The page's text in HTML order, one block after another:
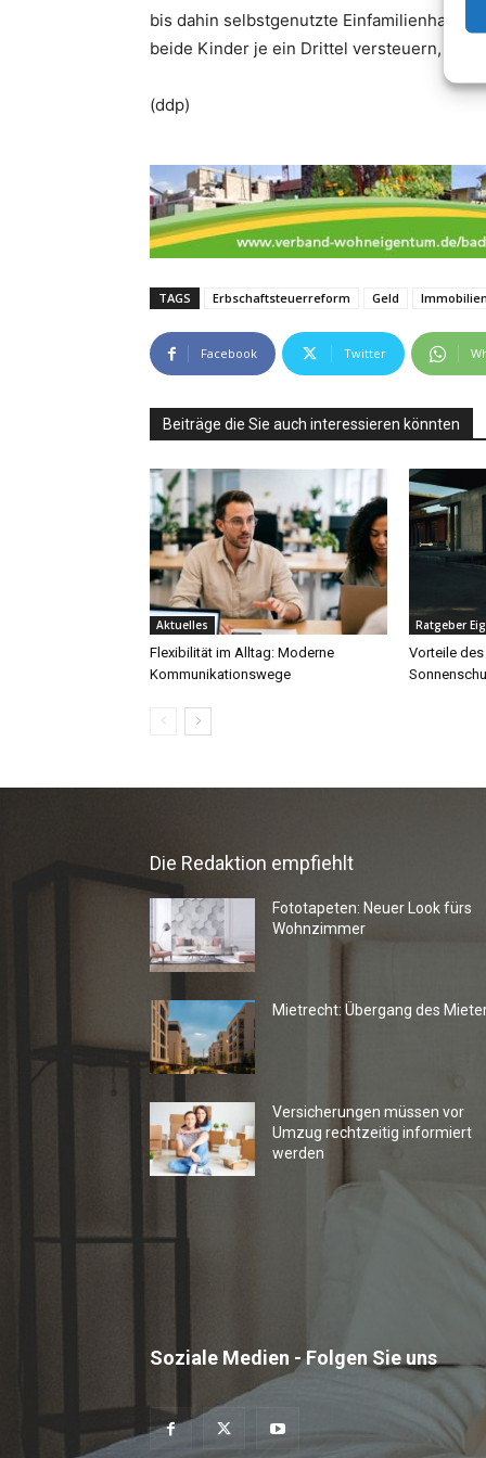
Die Redaktion empfiehlt
Fototapeten: Neuer Look fürs
Wohnzimmer
Mietrecht: Übergang des
Versicherungen müssen vor
Umzug rechtzeitig informiert
werden
Soziale Medien - Folgen Sie uns